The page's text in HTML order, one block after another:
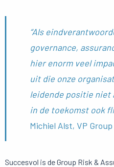
“Als
governance,
hier enorm veel
uit die onze
leidende positie niet
in de toekomst ook
Michiel Alst, VP
Succesvol is de Group Risk &